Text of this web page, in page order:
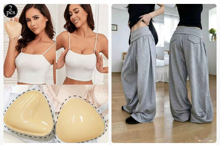
#1 TOP 3위
거의 매진!
#1 TOP 3위
에서 평상복 캐주얼 바지
거의 매진!